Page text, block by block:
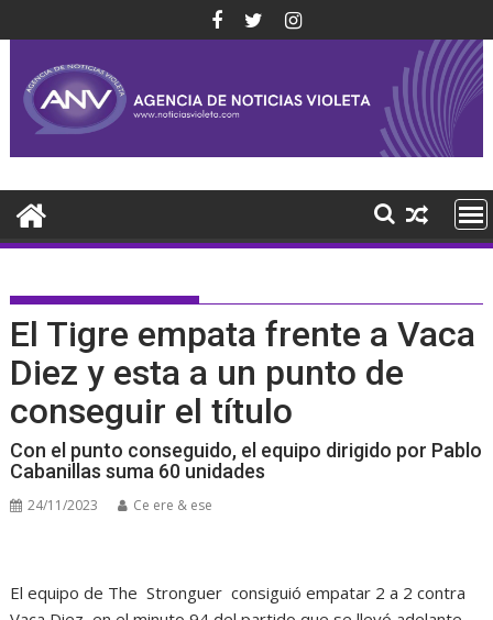
al
contenido
El Tigre empata frente a Vaca
Diez y esta a un punto de
conseguir el título
Con el punto conseguido, el equipo dirigido por Pablo
Cabanillas suma 60 unidades
24/11/2023 Ce ere & ese
El equipo de The Stronguer consiguió empatar 2 a 2 contra